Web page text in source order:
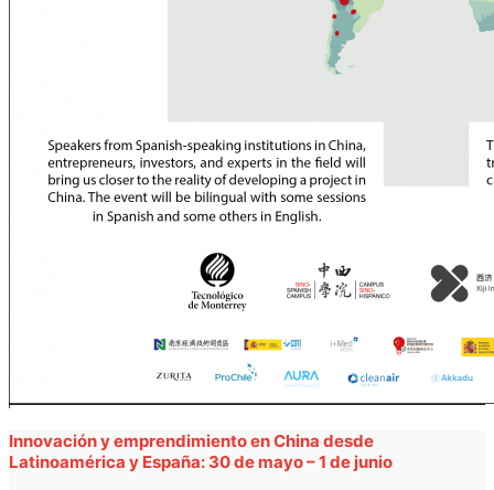
Innovación y emprendimiento en China desde
Latinoamérica y España: 30 de mayo – 1 de junio